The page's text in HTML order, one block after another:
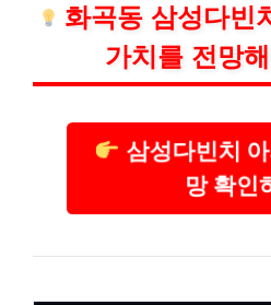
화곡동 삼성다빈
가치를 전망
삼성다빈치
망 확인